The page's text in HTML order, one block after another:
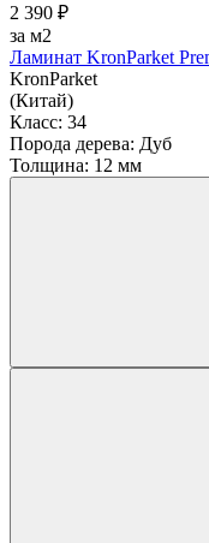
2 390 ₽
за м2
Ламинат KronParket
KronParket
(Китай)
Класс: 34
Порода дерева: Дуб
Толщина: 12 мм